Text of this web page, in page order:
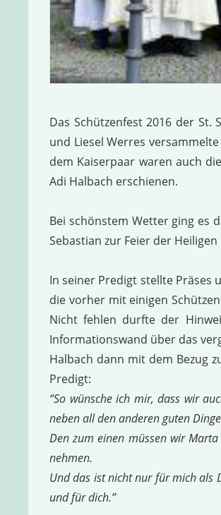
Das Schützenfest 2016 der
und Liesel Werres
dem Kaiserpaar waren auch
Adi Halbach erschienen.
Bei schönstem Wetter ging es
Sebastian zur Feier der Heiligen
In seiner Predigt stellte Präses
die vorher mit einigen
Nicht fehlen durfte der
Informationswand über das
Halbach dann mit dem Bezug
Predigt:
“So wünsche ich mir, dass wir
neben all den anderen guten
Den zum einen müssen wir
nehmen.
Und das ist nicht nur für mich als
und für dich.”